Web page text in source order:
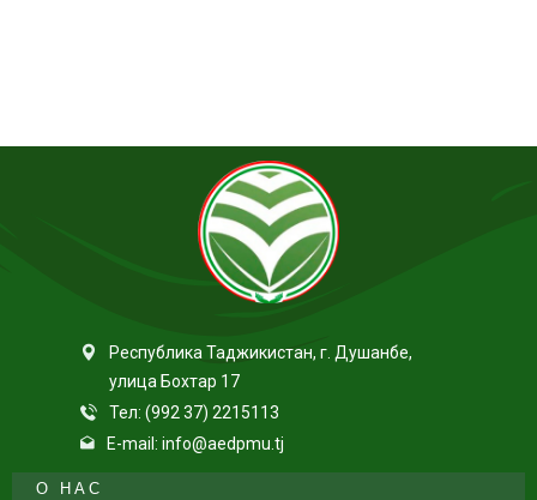
Республика Таджикистан, г. Душанбе,
улица Бохтар 17
Тел: (992 37) 2215113
E-mail: info@aedpmu.tj
О НАС